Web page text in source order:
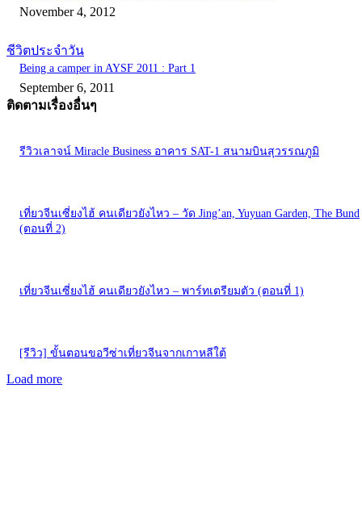
November 4, 2012
ชีวิตประจำวัน
Being a camper in AYSF 2011 : Part 1
September 6, 2011
ติดตามเรื่องอื่นๆ
รีวิวเลาจน์ Miracle Business อาคาร SAT-1 สนามบินสุวรรณภูมิ
เที่ยวจีนเซี่ยงไฮ้ คนเดียวยังไหว – วัด Jing’an, Yuyuan Garden, The Bund
(ตอนที่ 2)
เที่ยวจีนเซี่ยงไฮ้ คนเดียวยังไหว – พาร์ทเตรียมตัว (ตอนที่ 1)
[รีวิว] ขั้นตอนขอวีซ่าเที่ยวจีนจากเกาหลีใต้
Load more